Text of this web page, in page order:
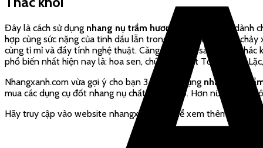
Đây là cách sử dụng nhang nụ trầm hương
độc đáo nhất dành
hợp cùng sức nặng của tinh dầu lẫn trong khói làm cho khói
cùng tỉ mỉ và đầy tính nghệ thuật. Càng ngày các sản phẩm
phổ biến nhất hiện nay là: hoa sen, chú tiểu, Phật Tổ, Phật Di
Nhangxanh.com vừa gợi ý cho bạn 3 cách sử dụng nhang nụ
mua các dụng cụ đốt nhang nụ chất lượng cao. Hơn nữa, chúng
Hãy truy cập vào website nhangxanh.com để xem thêm các sản